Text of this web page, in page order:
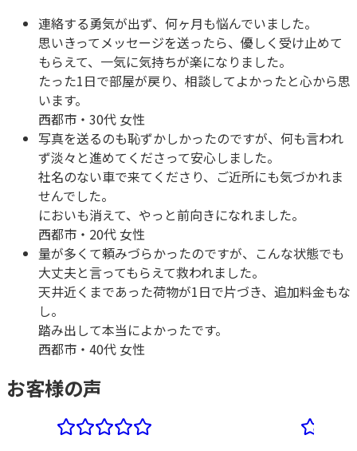
連絡する勇気が出ず、何ヶ月も悩んでいました。
思いきってメッセージを送ったら、優しく受け止めて
もらえて、一気に気持ちが楽になりました。
たった1日で部屋が戻り、相談してよかったと心から思
います。
西都市 ・ 30代 女性
写真を送るのも恥ずかしかったのですが、何も言われ
ず淡々と進めてくださって安心しました。
社名のない車で来てくださり、ご近所にも気づかれま
せんでした。
においも消えて、やっと前向きになれました。
西都市 ・ 20代 女性
量が多くて頼みづらかったのですが、こんな状態でも
大丈夫と言ってもらえて救われました。
天井近くまであった荷物が1日で片づき、追加料金もな
し。
踏み出して本当によかったです。
西都市 ・ 40代 女性
お客様の声